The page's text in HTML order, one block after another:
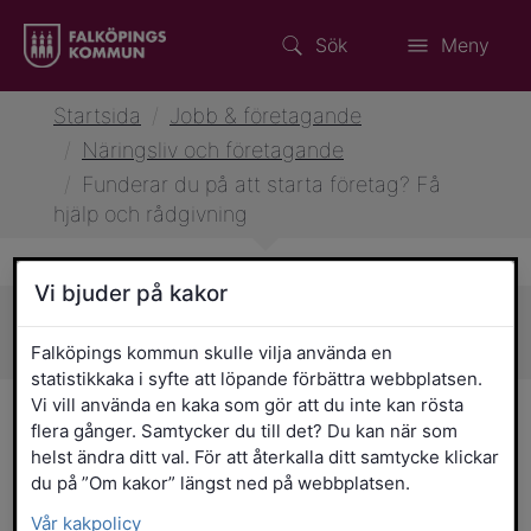
Sök Meny
Startsida
Jobb & företagande
Näringsliv och företagande
Funderar du på att starta företag? Få
hjälp och rådgivning
Sidans innehåll
Funderar du på att starta
företag? Få hjälp och
rådgivning
Vi bjuder på kakor
Falköpings kommun skulle vilja använda en
statistikkaka i syfte att löpande förbättra webbplatsen.
Vi vill använda en kaka som gör att du inte kan rösta
flera gånger. Samtycker du till det? Du kan när som
helst ändra ditt val. För att återkalla ditt samtycke klickar
du på ”Om kakor” längst ned på webbplatsen.
Vår kakpolicy